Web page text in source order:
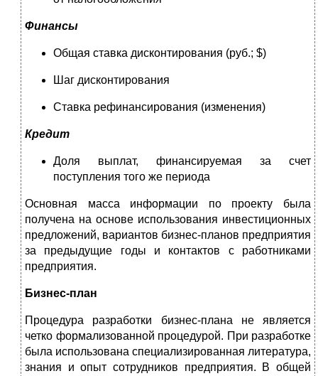
Финансы
Общая ставка дисконтирования (руб.; $)
Шаг дисконтирования
Ставка рефинансирования (изменения)
Кредит
Доля выплат, финансируемая за счет
поступления того же периода
Основная масса информации по проекту была
получена на основе использования инвестиционных
предложений, вариантов бизнес-планов предприятия
за предыдущие годы и контактов с работниками
предприятия.
Бизнес-план
Процедура разработки бизнес-плана не является
четко формализованной процедурой. При разработке
была использована специализированная литература,
знания и опыт сотрудников предприятия. В общей